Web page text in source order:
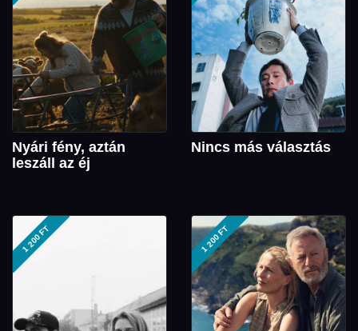
Nyári fény, aztán
leszáll az éj
Nincs más választás
1 200 FT 1 200 FT